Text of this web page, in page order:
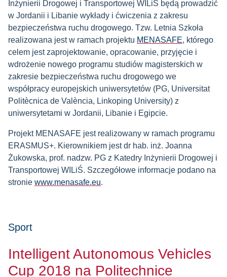
Inżynierii Drogowej i Transportowej WILiŚ będą prowadzić
w Jordanii i Libanie wykłady i ćwiczenia z zakresu
bezpieczeństwa ruchu drogowego. Tzw. Letnia Szkoła
realizowana jest w ramach projektu MENASAFE, którego
celem jest zaprojektowanie, opracowanie, przyjęcie i
wdrożenie nowego programu studiów magisterskich w
zakresie bezpieczeństwa ruchu drogowego we
współpracy europejskich uniwersytetów (PG, Universitat
Politècnica de València, Linkoping University) z
uniwersytetami w Jordanii, Libanie i Egipcie.
Projekt MENASAFE jest realizowany w ramach programu
ERASMUS+. Kierownikiem jest dr hab. inż. Joanna
Żukowska, prof. nadzw. PG z Katedry Inżynierii Drogowej i
Transportowej WILiŚ. Szczegółowe informacje podano na
stronie www.menasafe.eu.
Sport
Intelligent Autonomous Vehicles
Cup 2018 na Politechnice